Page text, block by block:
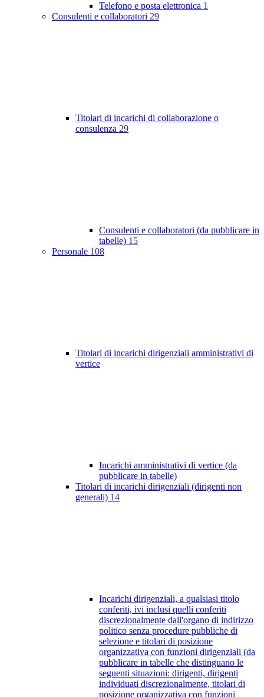
Telefono e posta elettronica 1
Consulenti e collaboratori 29
Titolari di incarichi di collaborazione o
consulenza 29
Consulenti e collaboratori (da pubblicare in
tabelle) 15
Personale 108
Titolari di incarichi dirigenziali amministrativi di
vertice
Incarichi amministrativi di vertice (da
pubblicare in tabelle)
Titolari di incarichi dirigenziali (dirigenti non
generali) 14
Incarichi dirigenziali, a qualsiasi titolo
conferiti, ivi inclusi quelli conferiti
discrezionalmente dall'organo di indirizzo
politico senza procedure pubbliche di
selezione e titolari di posizione
organizzativa con funzioni dirigenziali (da
pubblicare in tabelle che distinguano le
seguenti situazioni: dirigenti, dirigenti
individuati discrezionalmente, titolari di
posizione organizzativa con funzioni